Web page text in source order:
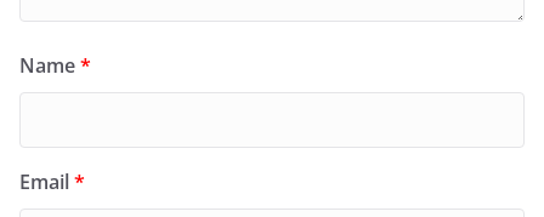
Name*
Email*